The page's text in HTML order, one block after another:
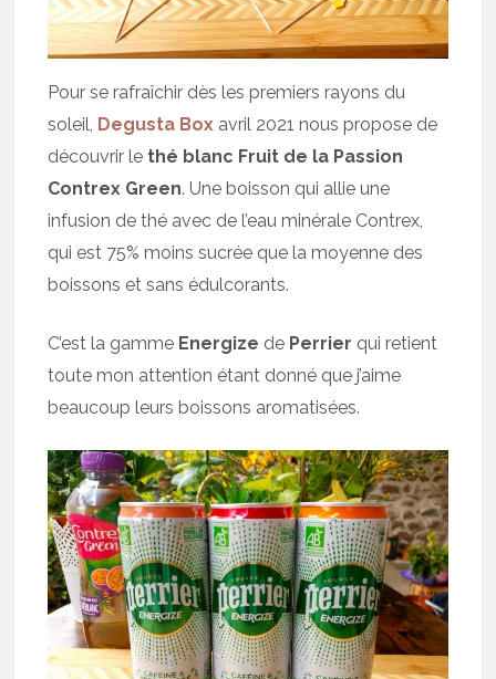
Pour se rafraîchir dès les premiers rayons du
soleil, Degusta Box avril 2021 nous propose de
découvrir le thé blanc Fruit de la Passion
Contrex Green. Une boisson qui allie une
infusion de thé avec de l’eau minérale Contrex,
qui est 75% moins sucrée que la moyenne des
boissons et sans édulcorants.
C’est la gamme Energize de Perrier qui retient
toute mon attention étant donné que j’aime
beaucoup leurs boissons aromatisées.